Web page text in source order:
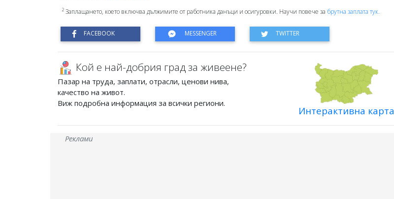
2Заплащането, което включва дължимите от работника данъци и осигуровки. Научи повече за брутна заплата тук.
Кой е най-добрия град за живеене?
Пазар на труда, заплати, отрасли, ценови нива,
качество на живот.
Виж подробна информация за всички региони.
Интерактивна карта
Реклами